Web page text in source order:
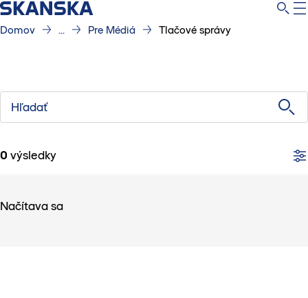
Domov ... Pre Médiá Tlačové správy
0 výsledky
Hľadať
Načítava sa